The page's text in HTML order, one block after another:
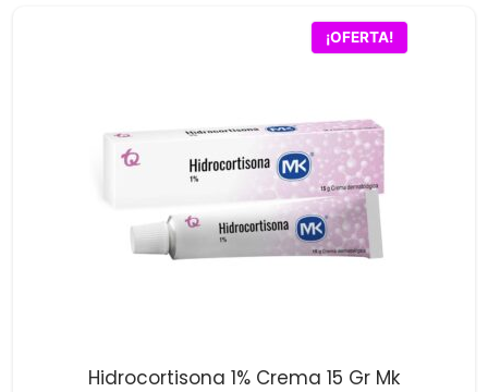
¡OFERTA!
Hidrocortisona 1% Crema 15 Gr Mk